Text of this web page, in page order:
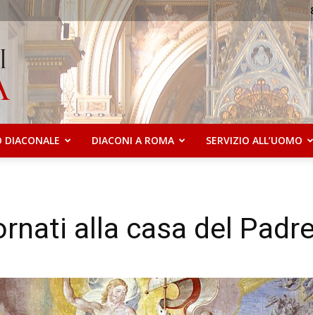
DIACONALE DIACONI A ROMA SERVIZIO ALL’UOMO
alla casa del